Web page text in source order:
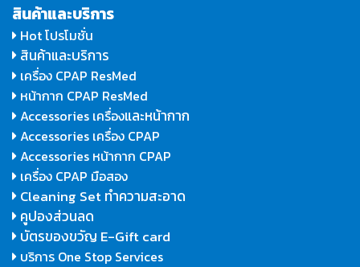
สินค้าและบริการ
Hot โปรโมชั่น
สินค้าและบริการ
เครื่อง CPAP ResMed
หน้ากาก CPAP ResMed
Accessories เครื่องและหน้ากาก
Accessories เครื่อง CPAP
Accessories หน้ากาก CPAP
เครื่อง CPAP มือสอง
Cleaning Set ทำความสะอาด
คูปองส่วนลด
บัตรของขวัญ E-Gift card
บริการ One Stop Services